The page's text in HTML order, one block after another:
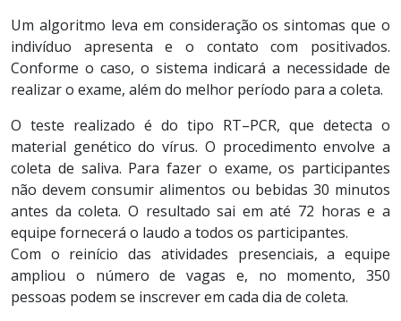
Um algoritmo leva em consideração os sintomas que o
indivíduo apresenta e o contato com positivados.
Conforme o caso, o sistema indicará a necessidade de
realizar o exame, além do melhor período para a coleta.
O teste realizado é do tipo RT–PCR, que detecta o
material genético do vírus. O procedimento envolve a
coleta de saliva. Para fazer o exame, os participantes
não devem consumir alimentos ou bebidas 30 minutos
antes da coleta. O resultado sai em até 72 horas e a
equipe fornecerá o laudo a todos os participantes.
Com o reinício das atividades presenciais, a equipe
ampliou o número de vagas e, no momento, 350
pessoas podem se inscrever em cada dia de coleta.